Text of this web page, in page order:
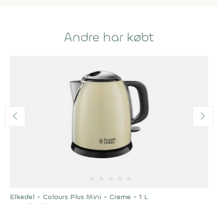
Andre har købt
Elkedel - Colours Plus Mini - Creme - 1 L